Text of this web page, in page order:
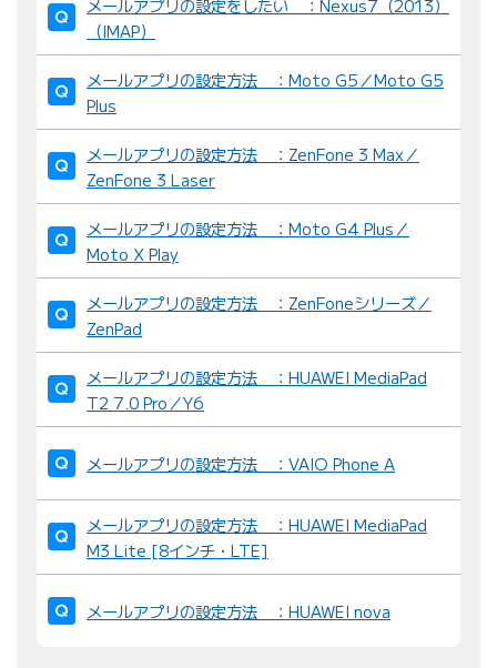
：
メールアプリの設定をしたい ：Nexus7（2013）
（IMAP）
メールアプリの設定方法 ：Moto G5／Moto G5
Plus
メールアプリの設定方法 ：ZenFone 3 Max／
ZenFone 3 Laser
メールアプリの設定方法 ：Moto G4 Plus／
Moto X Play
メールアプリの設定方法 ：ZenFoneシリーズ／
ZenPad
メールアプリの設定方法 ：HUAWEI MediaPad
T2 7.0 Pro／Y6
メールアプリの設定方法 ：VAIO Phone A
メールアプリの設定方法 ：HUAWEI MediaPad
M3 Lite [8インチ・LTE]
メールアプリの設定方法 ：HUAWEI nova